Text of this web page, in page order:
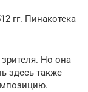
гг. Пинакотека
Но она
здесь также